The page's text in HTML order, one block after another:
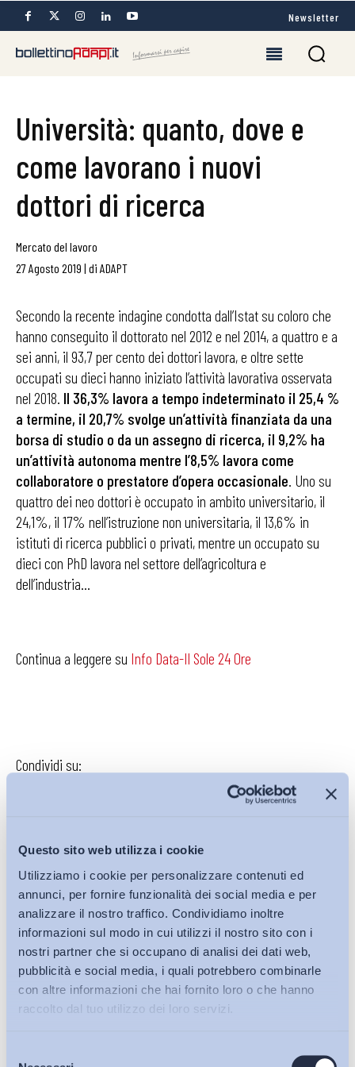
Questo sito web utilizza i cookie
Utilizziamo i cookie per personalizzare contenuti ed
annunci, per fornire funzionalità dei social media e per
analizzare il nostro traffico. Condividiamo inoltre
informazioni sul modo in cui utilizzi il nostro sito con i
nostri partner che si occupano di analisi dei dati web,
pubblicità e social media, i quali potrebbero combinarle
con altre informazioni che hai fornito loro o che hanno
raccolto dal tuo utilizzo dei loro servizi.
Bollettini ADAPT
Newsletter
Università: quanto, dove e
come lavorano i nuovi
dottori di ricerca
Mercato del lavoro
27 Agosto 2019 | di ADAPT
Secondo la recente indagine condotta dall’Istat su coloro che
hanno conseguito il dottorato nel 2012 e nel 2014, a quattro e a
sei anni, il 93,7 per cento dei dottori lavora, e oltre sette
occupati su dieci hanno iniziato l’attività lavorativa osservata
nel 2018. Il 36,3% lavora a tempo indeterminato il 25,4 %
a termine, il 20,7% svolge un’attività finanziata da una
borsa di studio o da un assegno di ricerca, il 9,2% ha
un’attività autonoma mentre l’8,5% lavora come
collaboratore o prestatore d’opera occasionale. Uno su
quattro dei neo dottori è occupato in ambito universitario, il
24,1%, il 17% nell’istruzione non universitaria, il 13,6% in
istituti di ricerca pubblici o privati, mentre un occupato su
dieci con PhD lavora nel settore dell’agricoltura e
dell’industria…
Continua a leggere su Info Data-Il Sole 24 Ore
Condividi su:
Iscriviti alla Newsletter